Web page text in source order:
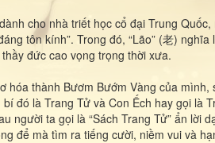
cho nhà triết học cổ đại Trung
tôn kính”. Trong đó, “Lão” (老)
đức cao vọng trọng thời xưa.
hóa thành Bươm Bướm Vàng của mình,
đó là Trang Tử và Con Ếch hay gọi là
người ta gọi là “Sách Trang Tử” ẩn lời
để mà tìm ra tiếng cười, niềm vui và